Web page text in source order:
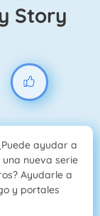
Story
ayudar a
nueva serie
Ayudarle a
y portales